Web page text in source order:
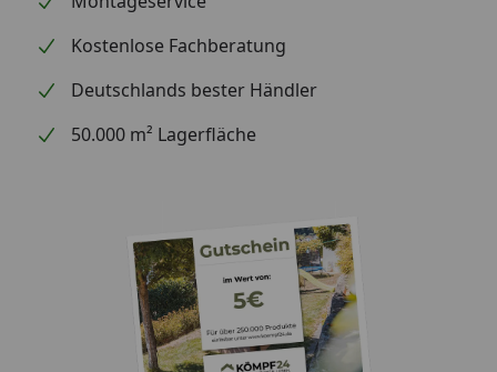
Kostenlose Fachberatung
Deutschlands bester Händler
50.000 m² Lagerfläche